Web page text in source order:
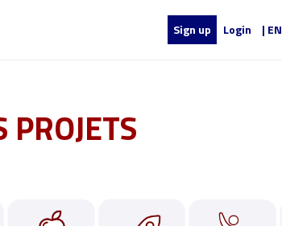
Sign up Login | EN
PROJETS